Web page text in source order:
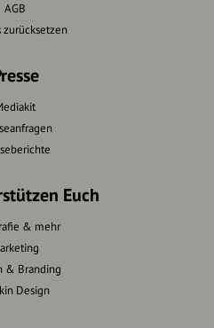
AGB
zurücksetzen
Euch
& mehr
& Branding
Design